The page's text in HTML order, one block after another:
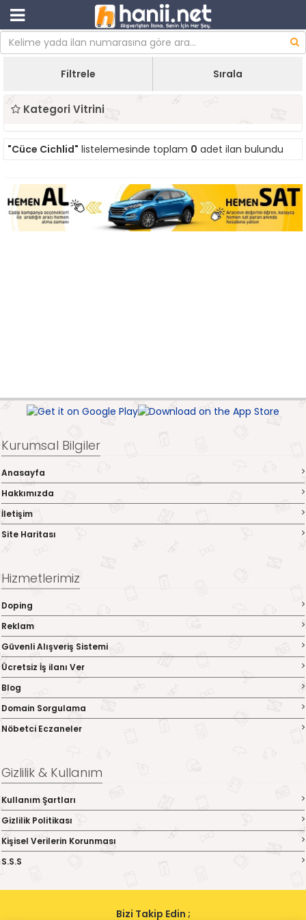
Filtrele Sırala
Kategori Vitrini
"Cüce Cichlid" listelemesinde toplam 0 adet ilan bulundu
Kurumsal Bilgiler
Anasayfa
Hakkımızda
İletişim
Site Haritası
Hizmetlerimiz
Doping
Reklam
Güvenli Alışveriş Sistemi
Ücretsiz İş ilanı Ver
Blog
Domain Sorgulama
Nöbetci Eczaneler
Gizlilik & Kullanım
Kullanım Şartları
Gizlilik Politikası
Kişisel Verilerin Korunması
S.S.S
Bizi Takip Edin ;